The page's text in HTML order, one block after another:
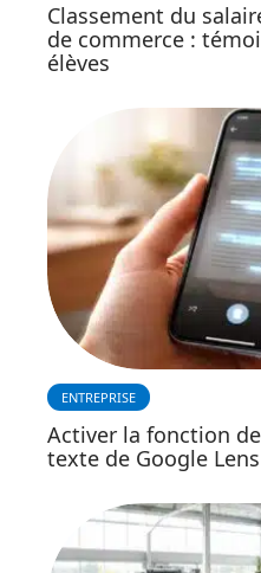
Classement du
de commerce :
élèves
ENTREPRISE
Activer la fonction
texte de Google